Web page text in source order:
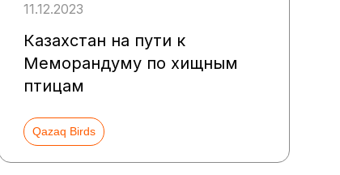
11.12.2023
Казахстан на пути к
Меморандуму по хищным
птицам
Qazaq Birds